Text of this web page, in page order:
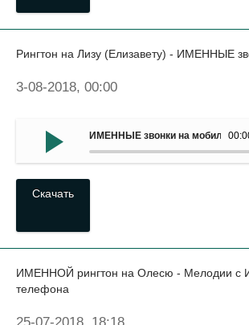
Рингтон на Лизу (Елизавету) - ИМЕННЫЕ
3-08-2018, 00:00
ИМЕННЫЕ звонки на мобильный
Скачать
ИМЕННОЙ рингтон на Олесю - Мелодии
телефона